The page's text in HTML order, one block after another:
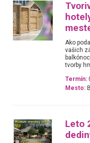
Ako
vašich
tvorby
Termín:
Mesto:
Leto